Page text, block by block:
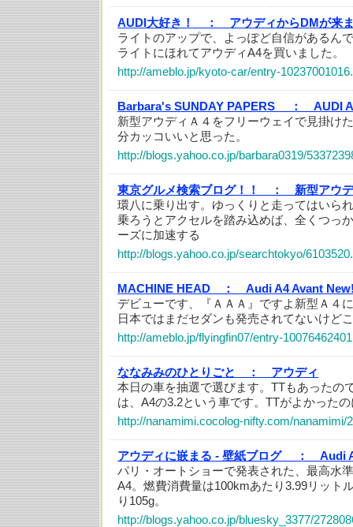
AUDI大好き！ ：
アウディからDMが来
ライトのアップで、よっぽど自信があるん
ライトにほれてアウディA4を買いました。
http://ameblo.jp/kyoto-car/entry-
Barbara's SUNDAY PAPERS ：
AUDI
新型アウディＡ４をフリーウェイで見掛け
分カッコいいと思った。
http://blogs.yahoo.co.jp/barbara0319/
東京グルメ検索ブログ！！ ：
新型アウ
環八に乗り出す。ゆっくりと走ってはいら
乗ろうとアクセルを踏み込めば、全くつっ
ーズに加速する
http://blogs.yahoo.co.jp/searchtokyo/
MACHINE HEAD ：
Audi A4 Avant
デビューです、『ＡＡＡ』ですよ新型Ａ４
日本ではまだセダンも発売されてないけど
http://ameblo.jp/flyingfin07/entry-
ななみみのひとりごと ：
アウディ
本日の車を抽選で選びます。TTもあったの
は、A4の3.2という車です。TTがよかった
http://nanamimi.cocolog-nifty.com/nanamimi/
アウディに嵌まる - 壁紙ブログ ：
Audi
パリ・オートショーで発表された、最高水
A4。燃費消費量は100kmあたり3.99リット
り105g。
http://blogs.yahoo.co.jp/bluesky_3377/